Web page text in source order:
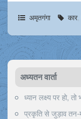
अमृतगंगा कार,
अध्यतन वार्ता
ध्यान लक्ष्य पर हो,
प्रकृति से जुड़ाव